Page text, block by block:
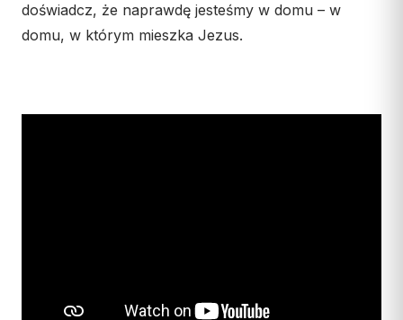
KONTAKT
doświadcz, że naprawdę jesteśmy w domu – w
domu, w którym mieszka Jezus.